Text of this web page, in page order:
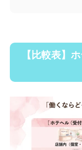
【比較表】